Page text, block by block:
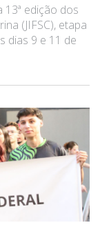
13ª edição dos
(JIFSC), etapa
dias 9 e 11 de